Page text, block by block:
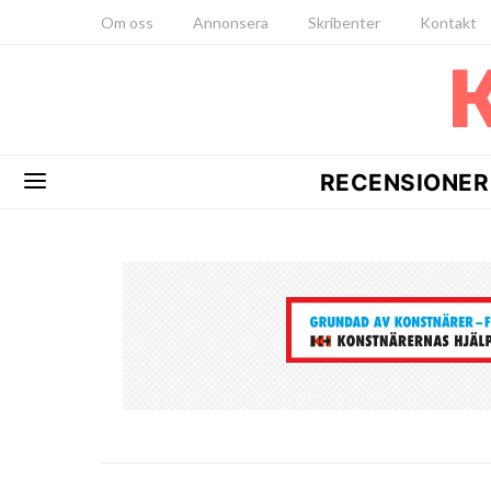
Om oss Annonsera Skribenter Kontakt
RECENSIONER